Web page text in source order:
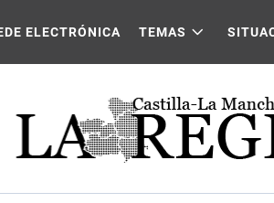
La Mancha
ELECTRÓNICA TEMAS